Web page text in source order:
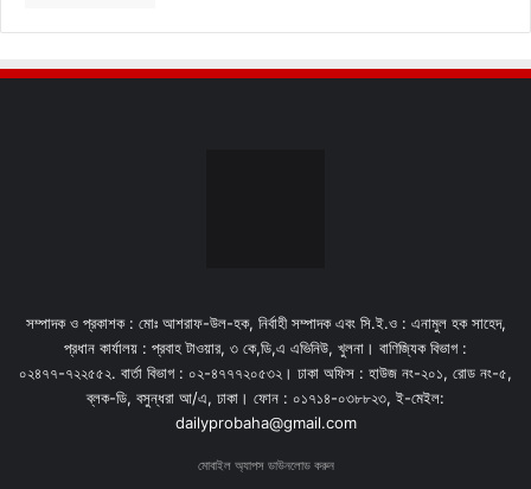
সম্পাদক ও প্রকাশক : মোঃ আশরাফ-উল-হক, নির্বাহী সম্পাদক এবং সি.ই.ও : এনামুল হক সাহেদ,
প্রধান কার্যালয় : প্রবাহ টাওয়ার, ৩ কে,ডি,এ এভিনিউ, খুলনা। বাণিজ্যিক বিভাগ :
০২৪৭৭-৭২২৫৫২. বার্তা বিভাগ : ০২-৪৭৭৭২০৫৩২। ঢাকা অফিস : হাউজ নং-২০১, রোড নং-৫,
ব্লক-ডি, বসুন্ধরা আ/এ, ঢাকা। ফোন : ০১৭১৪-০৩৮৮২৩, ই-মেইল:
dailyprobaha@gmail.com
মোবাইল অ্যাপস ডাউনলোড করুন